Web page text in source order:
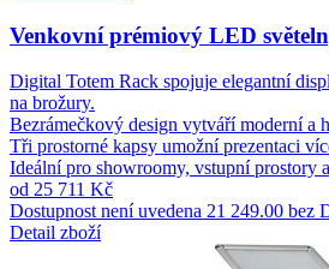
Venkovní prémiový LED
Digital Totem Rack spojuje elegantní
na brožury.
Bezrámečkový design vytváří moderní a
Tři prostorné kapsy umožní prezentaci
Ideální pro showroomy, vstupní prostory
od 25 711 Kč
Dostupnost není uvedena 21 249.00 bez
Detail zboží